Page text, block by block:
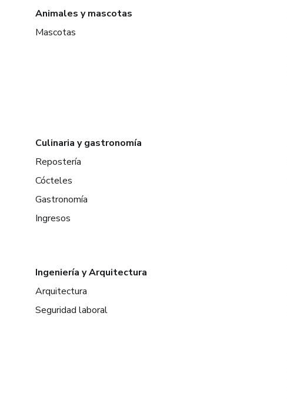
Animales y mascotas
Mascotas
Culinaria y gastronomía
Repostería
Cócteles
Gastronomía
Ingresos
Ingeniería y Arquitectura
Arquitectura
Seguridad laboral